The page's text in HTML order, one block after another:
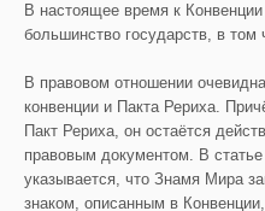
В настоящее время к
большинство государств, в том
В правовом отношении
конвенции и Пакта Рериха.
Пакт Рериха, он остаётся
правовым документом. В статье
указывается, что Знамя Мира
знаком, описанным в